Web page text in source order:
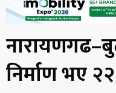
निर्माण भए